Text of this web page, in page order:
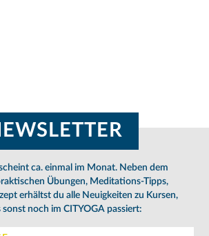
ca. einmal im Monat. Neben dem
Übungen, Meditations-Tipps,
erhältst du alle Neuigkeiten zu Kursen,
noch im CITYOGA passiert: